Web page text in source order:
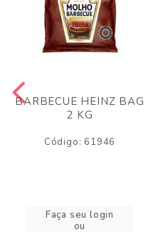
BARBECUE HEINZ BAG
2 KG
Código: 61946
Faça seu login
ou